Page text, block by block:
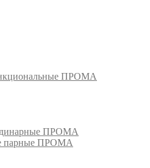
ПРОМА
ПРОМА
парные ПРОМА